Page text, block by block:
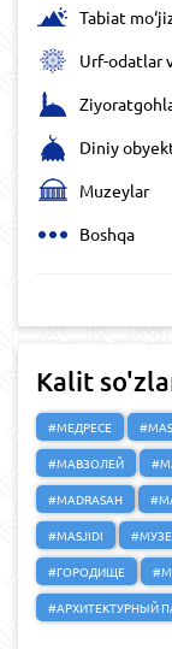
Tabiat
Urf-odatlar
Diniy
Muzeylar
Boshqa
Kalit
#МЕДРЕСЕ
#МАВЗОЛЕЙ
#MADRASAH
#MASJIDI
#ГОРОДИЩЕ
#АРХИТЕКТУРНЫЙ